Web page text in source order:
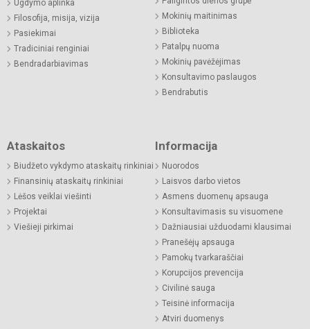
Ugdymo aplinka
Filosofija, misija, vizija
Pasiekimai
Tradiciniai renginiai
Bendradarbiavimas
Mokinių maitinimas
Biblioteka
Patalpų nuoma
Mokinių pavėžėjimas
Konsultavimo paslaugos
Bendrabutis
Ataskaitos
Biudžeto vykdymo ataskaitų rinkiniai
Finansinių ataskaitų rinkiniai
Lėšos veiklai viešinti
Projektai
Viešieji pirkimai
Informacija
Nuorodos
Laisvos darbo vietos
Asmens duomenų apsauga
Konsultavimasis su visuomene
Dažniausiai užduodami klausimai
Pranešėjų apsauga
Pamokų tvarkaraščiai
Korupcijos prevencija
Civilinė sauga
Teisinė informacija
Atviri duomenys